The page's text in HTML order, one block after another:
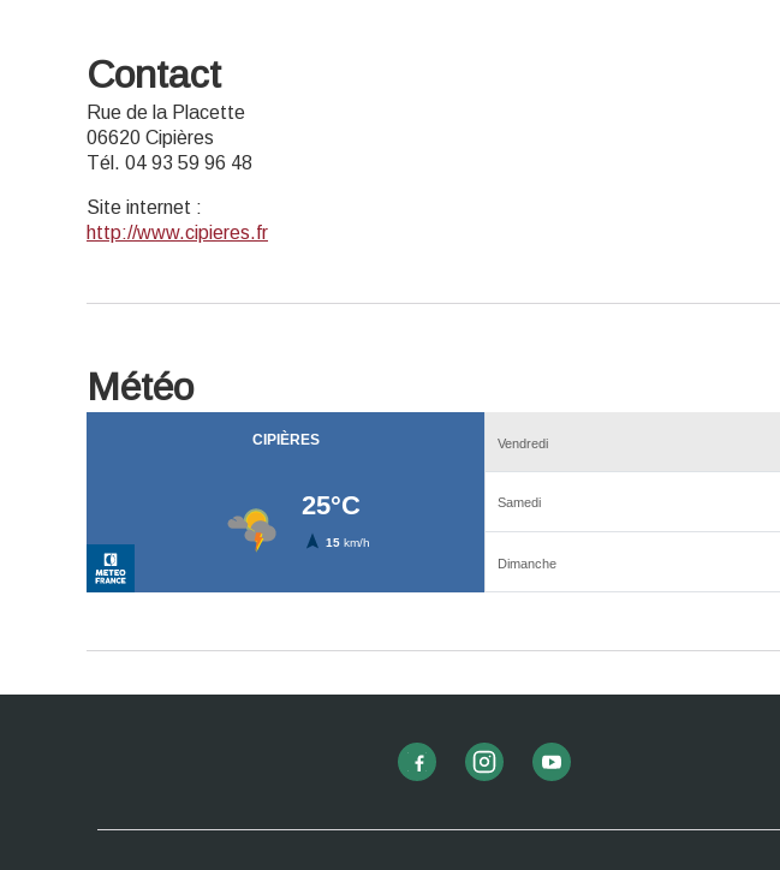
Contact
Rue de la Placette
06620 Cipières
Tél. 04 93 59 96 48
Site internet :
http://www.cipieres.fr
Météo